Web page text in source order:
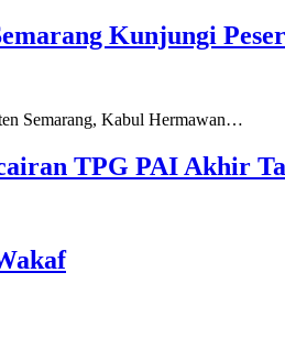
Kunjungi
Semarang, Kabul Hermawan…
TPG PAI Akhir